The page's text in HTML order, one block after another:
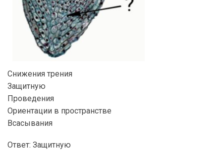
Снижения трения
Защитную
Проведения
Ориентации в пространстве
Всасывания
Ответ: Защитную